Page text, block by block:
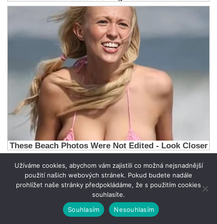
Užíváme cookies, abychom vám zajistili co možná nejsnadnější
použití našich webových stránek. Pokud budete nadále
prohlížet naše stránky předpokládáme, že s použitím cookies
souhlasíte.
Souhlasím
Nesouhlasím